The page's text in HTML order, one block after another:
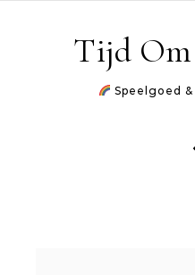
Tijd Om
Speelgoed